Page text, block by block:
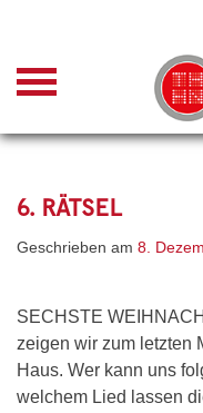
content
6. RÄTSEL
Geschrieben am 8.
SECHSTE
zeigen wir zum letzten
Haus. Wer kann uns
welchem Lied lassen